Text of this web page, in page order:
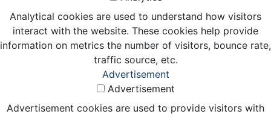
Analytical cookies are used to understand how visitors
interact with the website. These cookies help provide
information on metrics the number of visitors, bounce rate,
traffic source, etc.
Advertisement
Advertisement
Advertisement cookies are used to provide visitors with